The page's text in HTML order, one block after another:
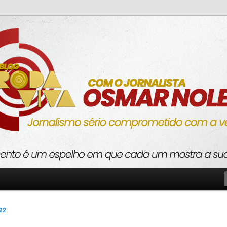
a verdade